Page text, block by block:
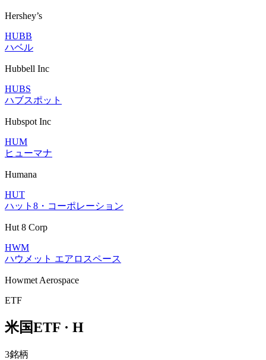
Hershey’s
HUBB
ハベル
Hubbell Inc
HUBS
ハブスポット
Hubspot Inc
HUM
ヒューマナ
Humana
HUT
ハット8・コーポレーション
Hut 8 Corp
HWM
ハウメット エアロスペース
Howmet Aerospace
ETF
米国ETF · H
3銘柄